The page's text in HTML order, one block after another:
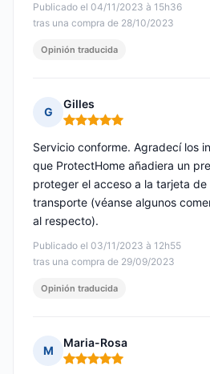
Publicado el 04/11/2023 à 15h36
tras una compra de 28/10/2023
Opinión traducida
G
Gilles
Nota: 5 de 5
Publicado el 03/11/2023 à 12h55
tras una compra de 29/09/2023
Servicio conforme. Agradecí los
que ProtectHome añadiera un
proteger el acceso a la tarjeta
transporte (véanse algunos
al respecto).
Opinión traducida
M
Maria-Rosa
Nota: 5 de 5